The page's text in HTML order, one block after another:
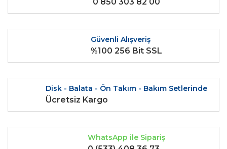
Gönder
Güvenli Alışveriş
%100 256 Bit SSL
Disk - Balata - Ön Takım - Bakım Setlerinde
Ücretsiz Kargo
WhatsApp ile Sipariş